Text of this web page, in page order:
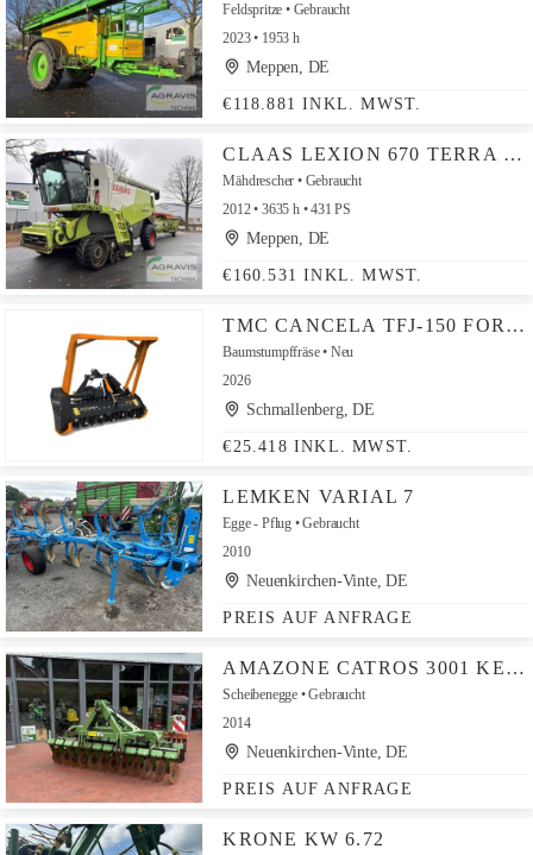
Feldspritze
Gebraucht
2023
1953 h
Meppen, DE
€118.881 INKL. MWST.
CLAAS LEXION 670 TERRA TRAC + SW V750 + TW
Mähdrescher
Gebraucht
2012
3635 h 431 PS
Meppen, DE
€160.531 INKL. MWST.
TMC CANCELA TFJ-150 FORSTMULCHER /MULCHFRÄSE MIT SEITENVERSCHIEBUNG FÜR TRAK
Baumstumpffräse
Neu
2026
Schmallenberg, DE
€25.418 INKL. MWST.
LEMKEN VARIAL 7
Egge - Pflug
Gebraucht
2010
Neuenkirchen-Vinte, DE
PREIS AUF ANFRAGE
AMAZONE CATROS 3001 KEILRINGWALZE
Scheibenegge
Gebraucht
2014
Neuenkirchen-Vinte, DE
PREIS AUF ANFRAGE
KRONE KW 6.72